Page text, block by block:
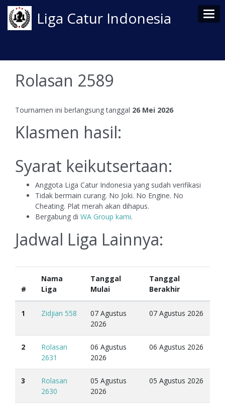
Liga Catur Indonesia
Rolasan 2589
Tournamen ini berlangsung tanggal 26 Mei 2026
Klasmen hasil:
Syarat keikutsertaan:
Anggota Liga Catur Indonesia yang sudah verifikasi
Tidak bermain curang. No Joki. No Engine. No
Cheating. Plat merah akan dihapus.
Bergabung di WA Group kami.
Jadwal Liga Lainnya:
#
Nama
Liga
Tanggal
Mulai
Tanggal
Berakhir
1 Zidjian 558
07 Agustus
2026
07 Agustus 2026
2
Rolasan
2631
06 Agustus
2026
06 Agustus 2026
3
Rolasan
2630
05 Agustus
2026
05 Agustus 2026